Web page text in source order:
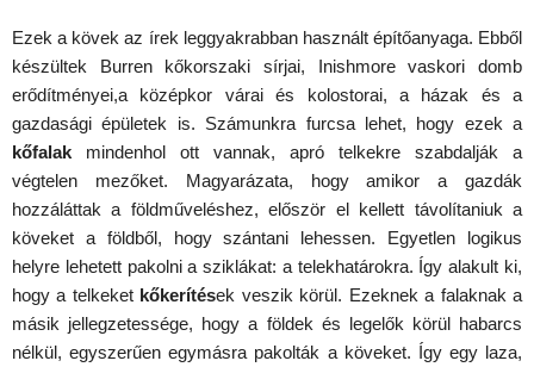
Ezek a kövek az írek leggyakrabban használt építőanyaga. Ebből
készültek Burren kőkorszaki sírjai, Inishmore vaskori domb
erődítményei,a középkor várai és kolostorai, a házak és a
gazdasági épületek is. Számunkra furcsa lehet, hogy ezek a
kőfalak mindenhol ott vannak, apró telkekre szabdalják a
végtelen mezőket. Magyarázata, hogy amikor a gazdák
hozzáláttak a földműveléshez, először el kellett távolítaniuk a
köveket a földből, hogy szántani lehessen. Egyetlen logikus
helyre lehetett pakolni a sziklákat: a telekhatárokra. Így alakult ki,
hogy a telkeket kőkerítések veszik körül. Ezeknek a falaknak a
másik jellegzetessége, hogy a földek és legelők körül habarcs
nélkül, egyszerűen egymásra pakolták a köveket. Így egy laza,